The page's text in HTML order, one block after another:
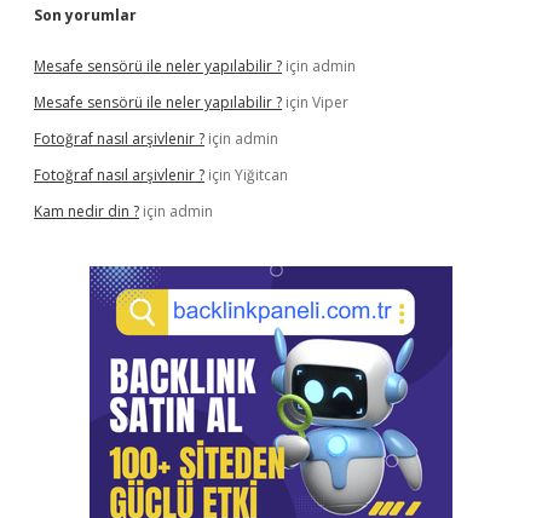
Son yorumlar
Mesafe sensörü ile neler yapılabilir ? için admin
Mesafe sensörü ile neler yapılabilir ? için Viper
Fotoğraf nasıl arşivlenir ? için admin
Fotoğraf nasıl arşivlenir ? için Yiğitcan
Kam nedir din ? için admin